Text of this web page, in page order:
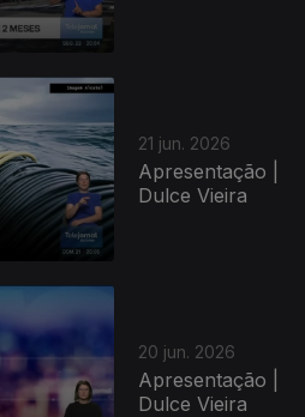
21 jun. 2026
Apresentação |
Dulce Vieira
20 jun. 2026
Apresentação |
Dulce Vieira